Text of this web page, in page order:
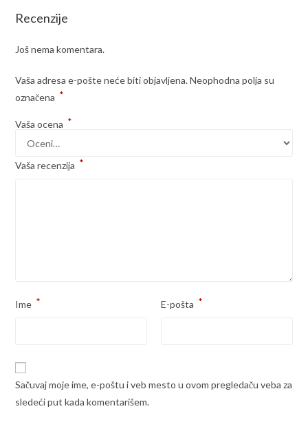
Recenzije
Još nema komentara.
Vaša adresa e-pošte neće biti objavljena. Neophodna polja su
označena *
Vaša ocena *
Vaša recenzija *
Ime * E-pošta *
Sačuvaj moje ime, e-poštu i veb mesto u ovom pregledaču veba za
sledeći put kada komentarišem.